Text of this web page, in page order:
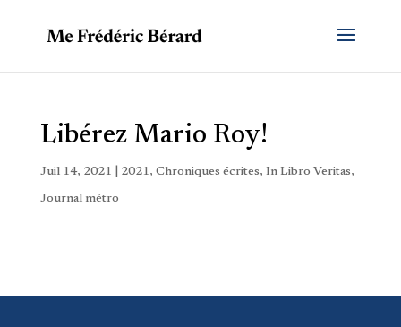
Libérez Mario Roy!
Juil 14, 2021 2021, Chroniques écrites, In Libro Veritas,
Journal métro